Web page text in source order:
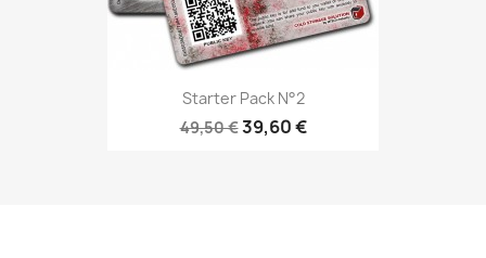
Starter Pack N°2
49,50 €39,60 €